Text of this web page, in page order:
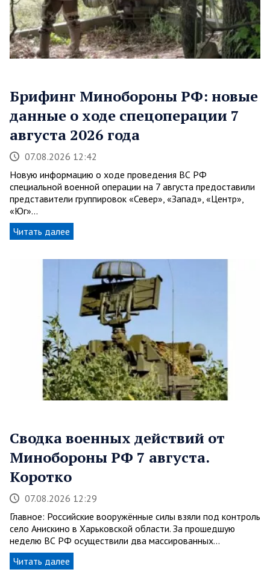
Брифинг Минобороны РФ: новые
данные о ходе спецоперации 7
августа 2026 года
07.08.2026 12:42
Новую информацию о ходе проведения ВС РФ
специальной военной операции на 7 августа предоставили
представители группировок «Север», «Запад», «Центр»,
«Юг»…
Читать далее
Сводка военных действий от
Минобороны РФ 7 августа.
Коротко
07.08.2026 12:29
Главное: Российские вооружённые силы взяли под контроль
село Анискино в Харьковской области. За прошедшую
неделю ВС РФ осуществили два массированных…
Читать далее